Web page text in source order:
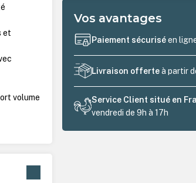
et
volume
Vos avantages
Paiement sécuriséen
Livraison offerteà partir
Service Client situé en
vendredi de 9h à 17h